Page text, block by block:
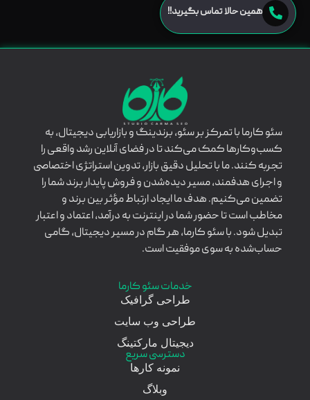
همین حالا تماس بگیرید!!
سئو کارما با تمرکز بر سئو، برندینگ و بازاریابی دیجیتال، به
کسب‌وکارها کمک می‌کند تا در فضای آنلاین رشد واقعی را
تجربه کنند. ما با تحلیل دقیق بازار، تدوین استراتژی اختصاصی
و اجرای هدفمند، مسیر دیده‌شدن و فروش پایدار برند شما را
تضمین می‌کنیم. هدف ما ایجاد ارتباط مؤثر بین برند و
مخاطب است تا حضور شما در اینترنت به درآمد، اعتماد و اعتبار
تبدیل شود. با سئو کارما، هر گام در مسیر دیجیتال، گامی
حساب‌شده به سوی موفقیت است.
خدمات سئو کارما
طراحی گرافیک
طراحی وب سایت
دیجیتال مارکتینگ
دسترسی سریع
نمونه کارها
وبلاگ